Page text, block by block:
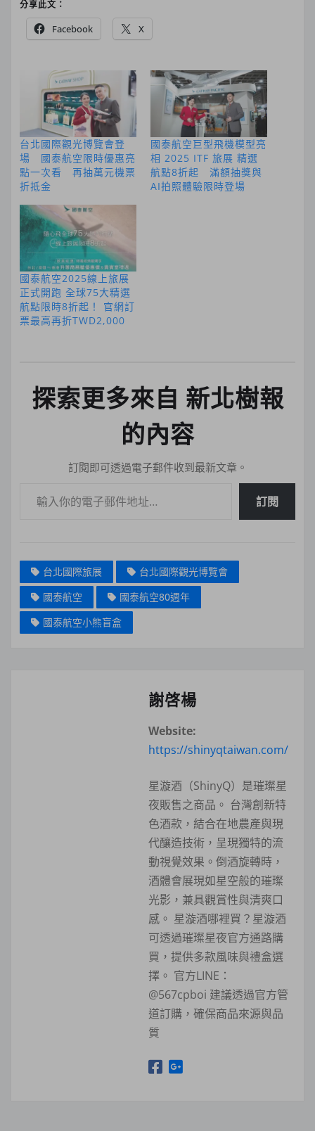
分享此文：
Facebook X
台北國際觀光博覽會登
場 國泰航空限時優惠亮
點一次看 再抽萬元機票
折抵金
國泰航空巨型飛機模型亮
相 2025 ITF 旅展 精選
航點8折起 滿額抽獎與
AI拍照體驗限時登場
國泰航空2025線上旅展
正式開跑 全球75大精選
航點限時8折起！ 官網訂
票最高再折TWD2,000
探索更多來自 新北樹報
的內容
訂閱即可透過電子郵件收到最新文章。
訂閱
台北國際旅展
台北國際觀光博覽會
國泰航空
國泰航空80週年
國泰航空小熊盲盒
謝啓楊
Website:
https://shinyqtaiwan.com/
星漩酒（ShinyQ）是璀璨星
夜販售之商品。 台灣創新特
色酒款，結合在地農產與現
代釀造技術，呈現獨特的流
動視覺效果。倒酒旋轉時，
酒體會展現如星空般的璀璨
光影，兼具觀賞性與清爽口
感。 星漩酒哪裡買？星漩酒
可透過璀璨星夜官方通路購
買，提供多款風味與禮盒選
擇。 官方LINE：
@567cpboi 建議透過官方管
道訂購，確保商品來源與品
質